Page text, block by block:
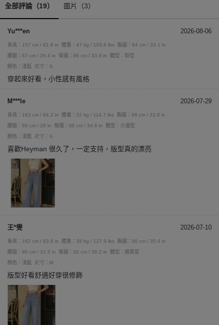
全部評論（19） 圖片（3）
Yu***en 2026-08-06
身高：157 cm / 61.8 in 體重：47 kg / 103.6 lbs
胸圍：84 cm / 33.1 in
腰圍：67 cm / 26.4 in
臀圍：86 cm / 33.9 in
體型：梨型
顏色：淺藍
尺寸：S
穿起來好看，小性感有風格
M***le 2026-07-29
身高：163 cm / 64.2 in 體重：52 kg / 114.7 lbs
胸圍：86 cm / 33.9 in
腰圍：66 cm / 26 in
臀圍：88 cm / 34.6 in
體型：沙漏型
顏色：淺藍
尺寸：S
喜歡Heyman 很久了，一定支持，版型真的漂亮
王*雯 2026-07-10
身高：162 cm / 63.8 in 體重：58 kg / 127.9 lbs
胸圍：90 cm / 35.4 in
腰圍：80 cm / 31.5 in
臀圍：92 cm / 36.2 in
體型：蘋果型
顏色：淺藍
尺寸：M
版型好看舒適好穿很修飾